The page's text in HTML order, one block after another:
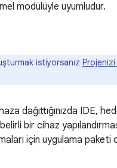
modülüyle uyumludur.
istiyorsanız
dağıttığınızda IDE,
bir cihaz
için uygulama